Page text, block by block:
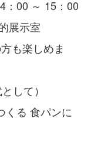
00 ～ 15：00
展示室
も楽しめま
して）
る 食パンに